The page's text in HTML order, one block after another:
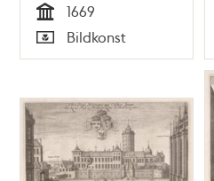
Tid
1669
Typ
Bildkonst